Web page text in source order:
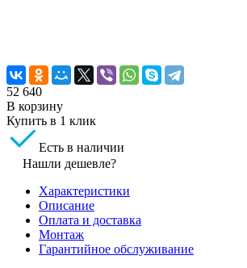
52 640
В корзину
Купить в 1 клик
Есть в наличии
Нашли дешевле?
Характеристики
Описание
Оплата и доставка
Монтаж
Гарантийное обслуживание